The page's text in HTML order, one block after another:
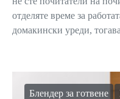
отделяте време за
домакински уреди,
Блендер за готвене